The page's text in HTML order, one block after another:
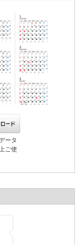
ータ
ご使